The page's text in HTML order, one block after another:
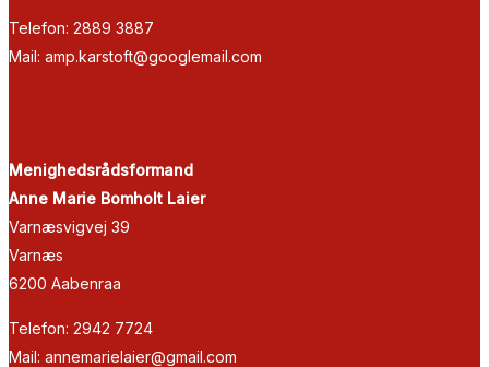
Telefon: 2889 3887
Mail: amp.karstoft@googlemail.com
Menighedsrådsformand
Anne Marie Bomholt Laier
Varnæsvigvej 39
Varnæs
6200 Aabenraa
Telefon: 2942 7724
Mail: annemarielaier@gmail.com